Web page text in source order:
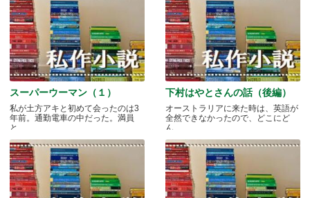
スーパーウーマン（１）
私が土方アキと初めて会ったのは3
年前。通勤電車の中だった。満員
と.....
下村はやとさんの話（後編）
オーストラリアに来た時は、英語が
全然できなかったので、どこにど
ん.....